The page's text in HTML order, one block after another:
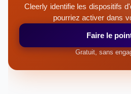
Cleerly identifie les dispositifs
pourriez activer dans
Faire le
Gratuit, sans